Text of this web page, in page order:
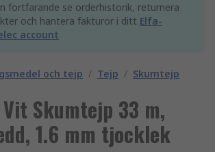
fortfarande se orderhistorik, returnera
och hantera fakturor i ditt Elfa-
account
och tejp / Tejp / Skumtejp
Skumtejp 33 m,
1.6 mm tjocklek